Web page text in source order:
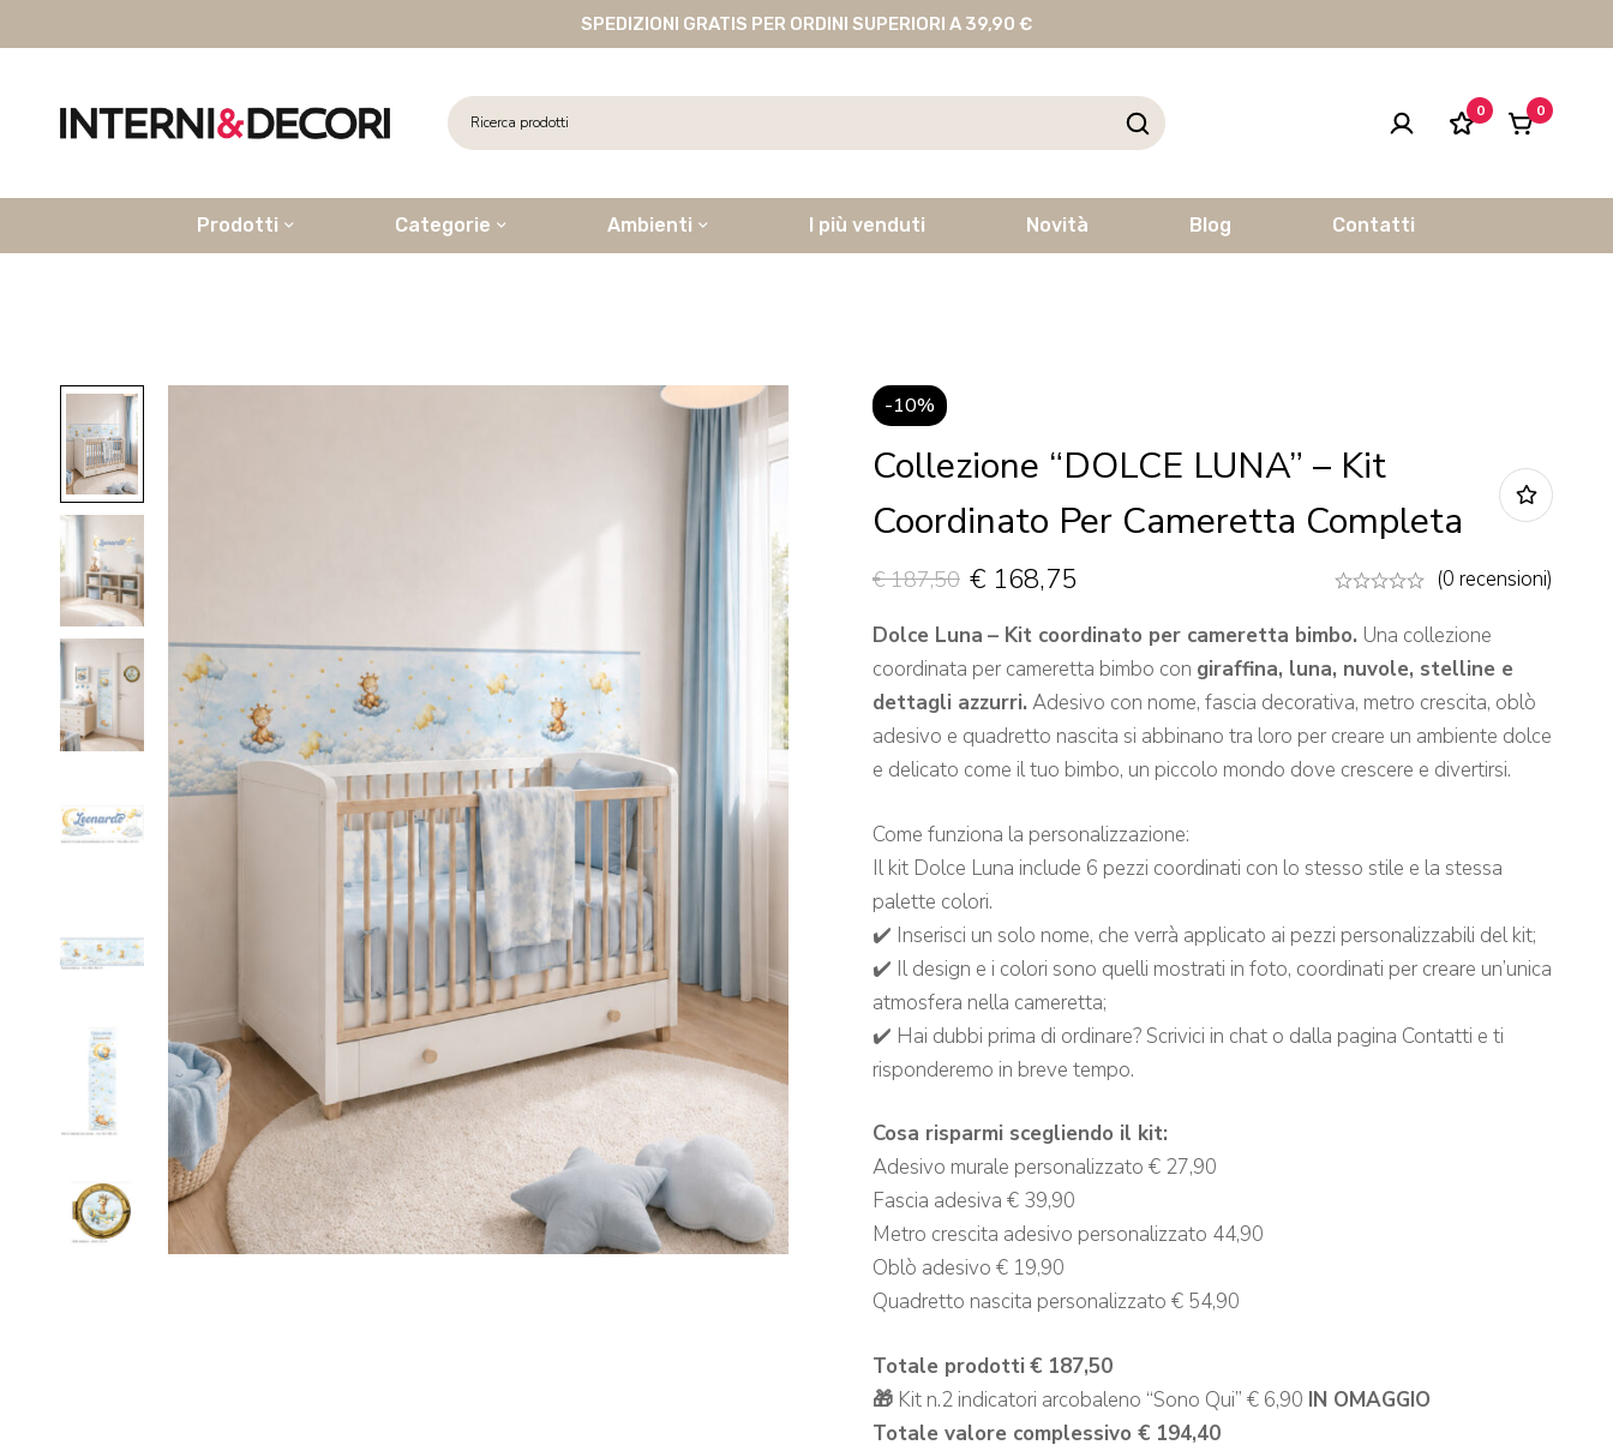
SPEDIZIONI GRATIS PER ORDINI SUPERIORI A 39,90 €
0 0
Prodotti Categorie Ambienti I più venduti Novità Blog Contatti
-10%
Collezione “DOLCE LUNA” – Kit
Coordinato Per Cameretta Completa
€187,50 € 168,75 (0 recensioni)
Dolce Luna – Kit coordinato per cameretta bimbo. Una collezione
coordinata per cameretta bimbo con giraffina, luna, nuvole, stelline e
dettagli azzurri. Adesivo con nome, fascia decorativa, metro crescita, oblò
adesivo e quadretto nascita si abbinano tra loro per creare un ambiente dolce
e delicato come il tuo bimbo, un piccolo mondo dove crescere e divertirsi.
Come funziona la personalizzazione:
Il kit Dolce Luna include 6 pezzi coordinati con lo stesso stile e la stessa
palette colori.
✔️ Inserisci un solo nome, che verrà applicato ai pezzi personalizzabili del kit;
✔️ Il design e i colori sono quelli mostrati in foto, coordinati per creare un’unica
atmosfera nella cameretta;
✔️ Hai dubbi prima di ordinare? Scrivici in chat o dalla pagina Contatti e ti
risponderemo in breve tempo.
Cosa risparmi scegliendo il kit:
Adesivo murale personalizzato € 27,90
Fascia adesiva € 39,90
Metro crescita adesivo personalizzato 44,90
Oblò adesivo € 19,90
Quadretto nascita personalizzato € 54,90
Totale prodotti € 187,50
🎁 Kit n.2 indicatori arcobaleno “Sono Qui” € 6,90 IN OMAGGIO
Totale valore complessivo € 194,40